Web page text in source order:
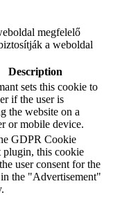
megfelelő
a weboldal
Description
sets this cookie to
if the user is
the website on a
or mobile device.
GDPR Cookie
plugin, this cookie
user consent for the
the "Advertisement"